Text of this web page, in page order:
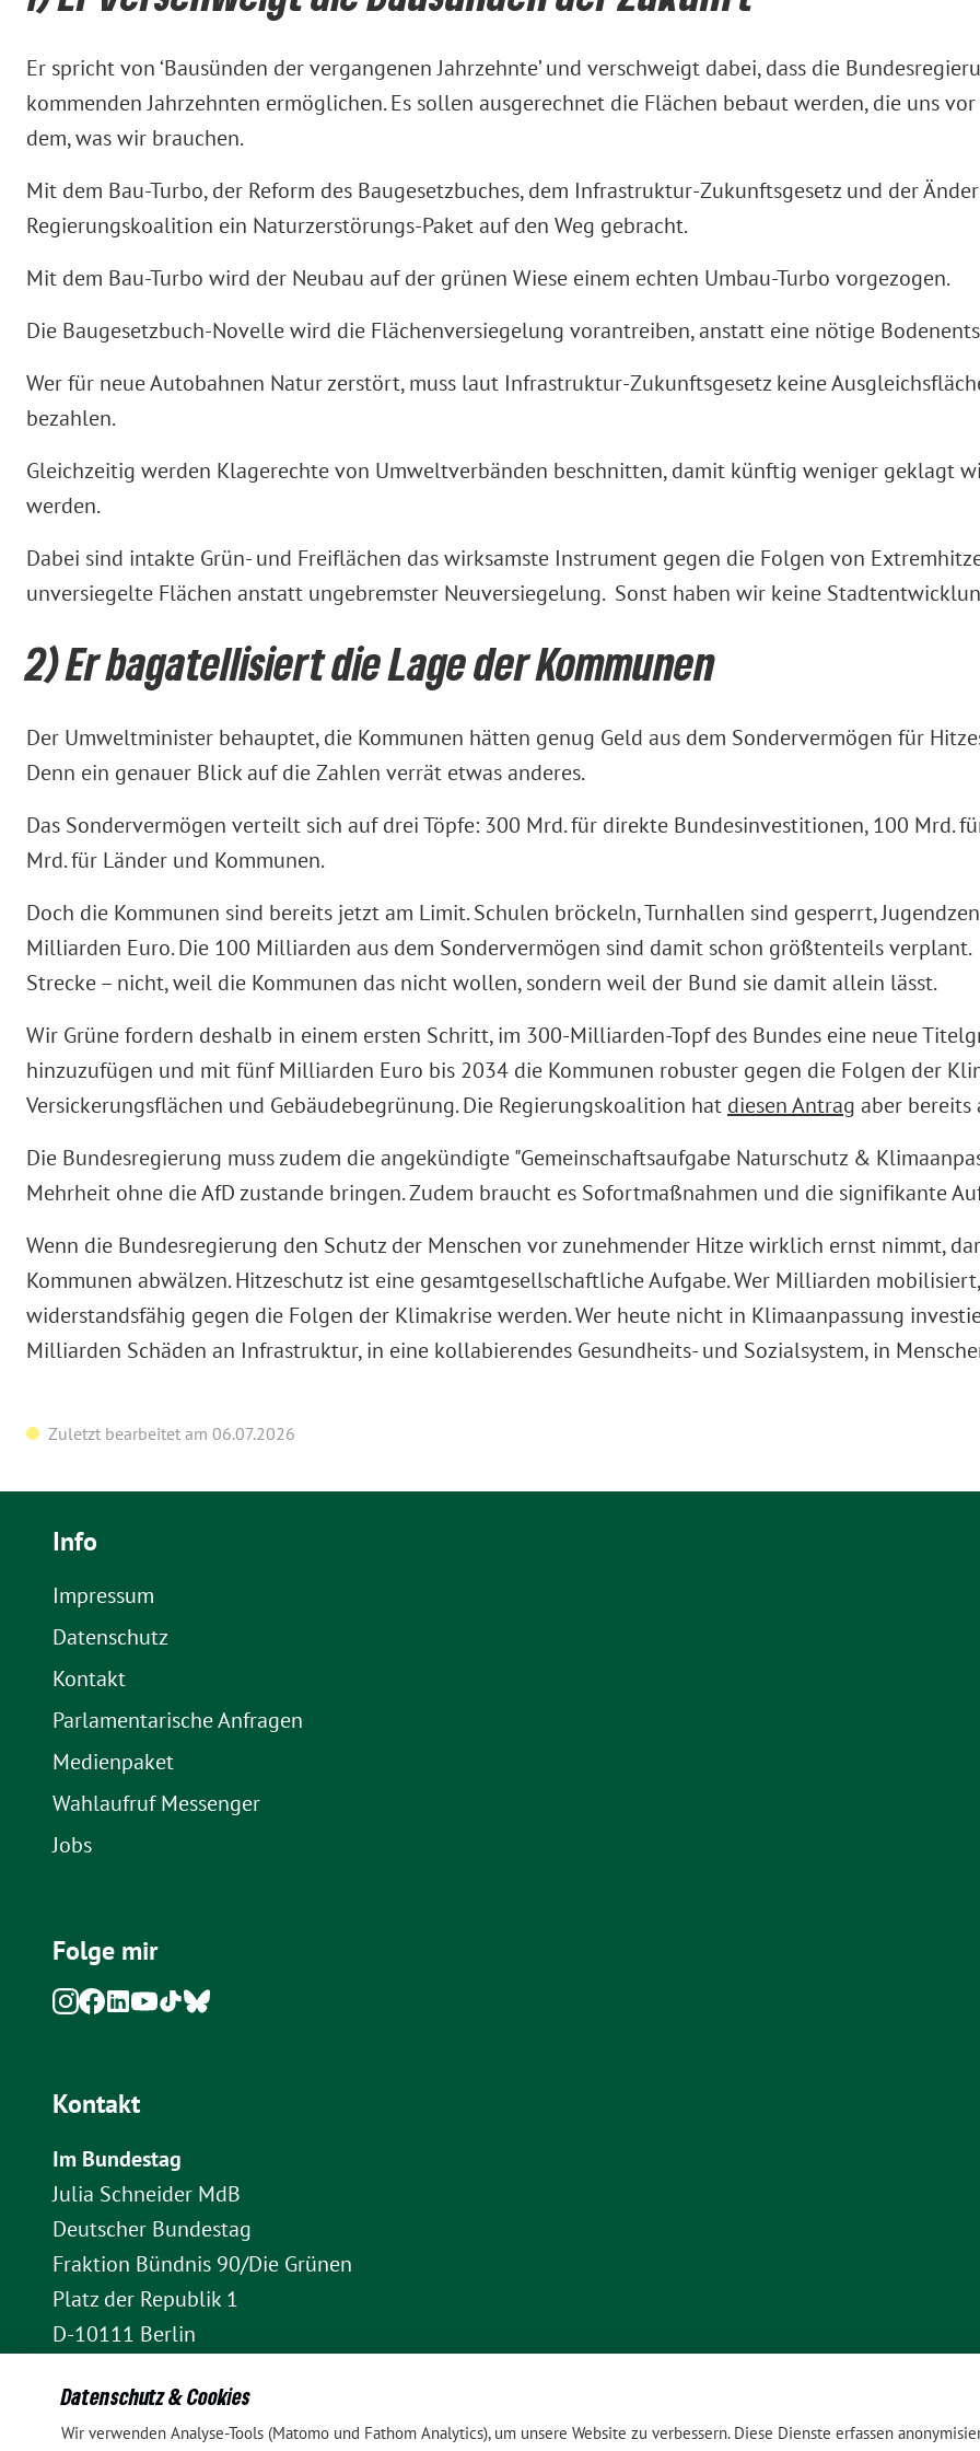
Er spricht von ‘Bausünden der vergangenen Jahrzehnte’ und verschweigt dabei, dass die
kommenden Jahrzehnten ermöglichen. Es sollen ausgerechnet die Flächen bebaut werden, die uns
dem, was wir brauchen.
Mit dem Bau-Turbo, der Reform des Baugesetzbuches, dem Infrastruktur-Zukunftsgesetz und der
Regierungskoalition ein Naturzerstörungs-Paket auf den Weg gebracht.
Mit dem Bau-Turbo wird der Neubau auf der grünen Wiese einem echten Umbau-Turbo vorgezogen.
Die Baugesetzbuch-Novelle wird die Flächenversiegelung vorantreiben, anstatt eine nötige
Wer für neue Autobahnen Natur zerstört, muss laut Infrastruktur-Zukunftsgesetz keine
bezahlen.
Gleichzeitig werden Klagerechte von Umweltverbänden beschnitten, damit künftig weniger geklagt
werden.
Dabei sind intakte Grün- und Freiflächen das wirksamste Instrument gegen die Folgen von
unversiegelte Flächen anstatt ungebremster Neuversiegelung. Sonst haben wir keine
2) Er bagatellisiert die Lage der Kommunen
Der Umweltminister behauptet, die Kommunen hätten genug Geld aus dem Sondervermögen für
Denn ein genauer Blick auf die Zahlen verrät etwas anderes.
Das Sondervermögen verteilt sich auf drei Töpfe: 300 Mrd. für direkte Bundesinvestitionen, 100 Mrd.
Mrd. für Länder und Kommunen.
Doch die Kommunen sind bereits jetzt am Limit. Schulen bröckeln, Turnhallen sind gesperrt,
Milliarden Euro. Die 100 Milliarden aus dem Sondervermögen sind damit schon größtenteils
Strecke – nicht, weil die Kommunen das nicht wollen, sondern weil der Bund sie damit allein lässt.
Wir Grüne fordern deshalb in einem ersten Schritt, im 300-Milliarden-Topf des Bundes eine neue
hinzuzufügen und mit fünf Milliarden Euro bis 2034 die Kommunen robuster gegen die Folgen der
Versickerungsflächen und Gebäudebegrünung. Die Regierungskoalition hat diesen Antrag aber
Die Bundesregierung muss zudem die angekündigte "Gemeinschaftsaufgabe Naturschutz &
Mehrheit ohne die AfD zustande bringen. Zudem braucht es Sofortmaßnahmen und die signifikante
Wenn die Bundesregierung den Schutz der Menschen vor zunehmender Hitze wirklich ernst nimmt,
Kommunen abwälzen. Hitzeschutz ist eine gesamtgesellschaftliche Aufgabe. Wer Milliarden
widerstandsfähig gegen die Folgen der Klimakrise werden. Wer heute nicht in Klimaanpassung
Milliarden Schäden an Infrastruktur, in eine kollabierendes Gesundheits- und Sozialsystem, in
Zuletzt bearbeitet am 06.07.2026
Info
Impressum
Datenschutz
Kontakt
Parlamentarische Anfragen
Medienpaket
Wahlaufruf Messenger
Jobs
Folge mir
Kontakt
Im Bundestag
Julia Schneider MdB
Deutscher Bundestag
Fraktion Bündnis 90/Die Grünen
Platz der Republik 1
D-10111 Berlin
Telefon: +49 30 227 70907
Datenschutz & Cookies
Wir verwenden Analyse-Tools (Matomo und Fathom Analytics), um unsere Website zu verbessern. Diese Dienste erfassen